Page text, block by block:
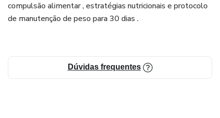
compulsão alimentar , estratégias nutricionais e protocolo
de manutenção de peso para 30 dias .
Dúvidas frequentes